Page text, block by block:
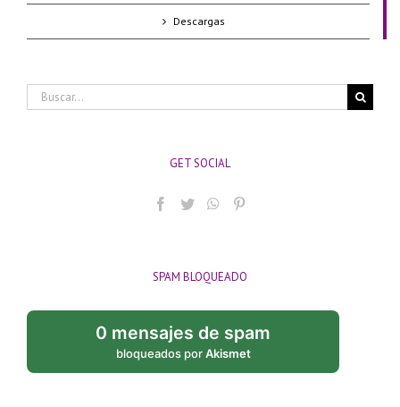
Descargas
Buscar:
GET SOCIAL
SPAM BLOQUEADO
0 mensajes de spam
bloqueados porAkismet